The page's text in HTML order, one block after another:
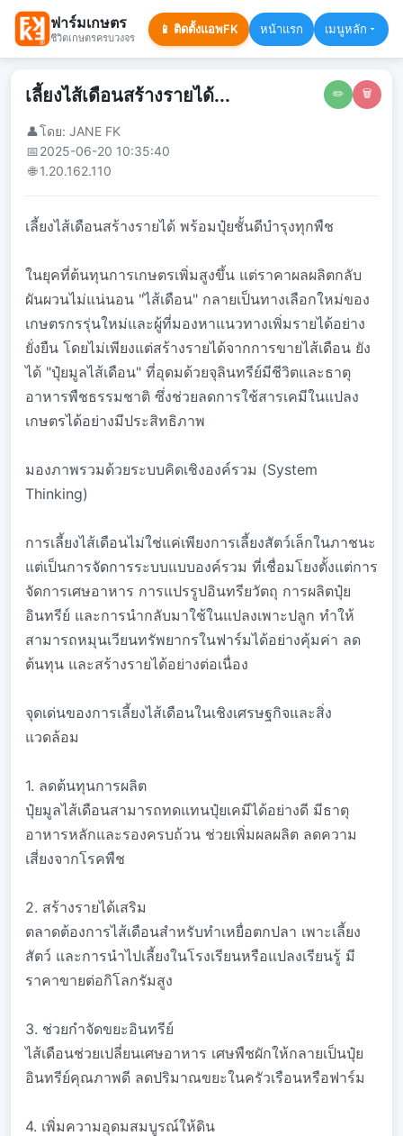
ฟาร์มเกษตร
ชีวิตเกษตรครบวงจร
📱 ติดตั้งแอพFK หน้าแรก เมนูหลัก
✏️ 🗑️
เลี้ยงไส้เดือนสร้างรายได้...
👤โดย: JANE FK
📅2025-06-20 10:35:40
🌐 1.20.162.110
เลี้ยงไส้เดือนสร้างรายได้ พร้อมปุ๋ยชั้นดีบำรุงทุกพืช
ในยุคที่ต้นทุนการเกษตรเพิ่มสูงขึ้น แต่ราคาผลผลิตกลับ
ผันผวนไม่แน่นอน "ไส้เดือน" กลายเป็นทางเลือกใหม่ของ
เกษตรกรรุ่นใหม่และผู้ที่มองหาแนวทางเพิ่มรายได้อย่าง
ยั่งยืน โดยไม่เพียงแต่สร้างรายได้จากการขายไส้เดือน ยัง
ได้ "ปุ๋ยมูลไส้เดือน" ที่อุดมด้วยจุลินทรีย์มีชีวิตและธาตุ
อาหารพืชธรรมชาติ ซึ่งช่วยลดการใช้สารเคมีในแปลง
เกษตรได้อย่างมีประสิทธิภาพ
มองภาพรวมด้วยระบบคิดเชิงองค์รวม (System
Thinking)
การเลี้ยงไส้เดือนไม่ใช่แค่เพียงการเลี้ยงสัตว์เล็กในภาชนะ
แต่เป็นการจัดการระบบแบบองค์รวม ที่เชื่อมโยงตั้งแต่การ
จัดการเศษอาหาร การแปรรูปอินทรียวัตถุ การผลิตปุ๋ย
อินทรีย์ และการนำกลับมาใช้ในแปลงเพาะปลูก ทำให้
สามารถหมุนเวียนทรัพยากรในฟาร์มได้อย่างคุ้มค่า ลด
ต้นทุน และสร้างรายได้อย่างต่อเนื่อง
จุดเด่นของการเลี้ยงไส้เดือนในเชิงเศรษฐกิจและสิ่ง
แวดล้อม
1. ลดต้นทุนการผลิต
ปุ๋ยมูลไส้เดือนสามารถทดแทนปุ๋ยเคมีได้อย่างดี มีธาตุ
อาหารหลักและรองครบถ้วน ช่วยเพิ่มผลผลิต ลดความ
เสี่ยงจากโรคพืช
2. สร้างรายได้เสริม
ตลาดต้องการไส้เดือนสำหรับทำเหยื่อตกปลา เพาะเลี้ยง
สัตว์ และการนำไปเลี้ยงในโรงเรียนหรือแปลงเรียนรู้ มี
ราคาขายต่อกิโลกรัมสูง
3. ช่วยกำจัดขยะอินทรีย์
ไส้เดือนช่วยเปลี่ยนเศษอาหาร เศษพืชผักให้กลายเป็นปุ๋ย
อินทรีย์คุณภาพดี ลดปริมาณขยะในครัวเรือนหรือฟาร์ม
4. เพิ่มความอุดมสมบูรณ์ให้ดิน